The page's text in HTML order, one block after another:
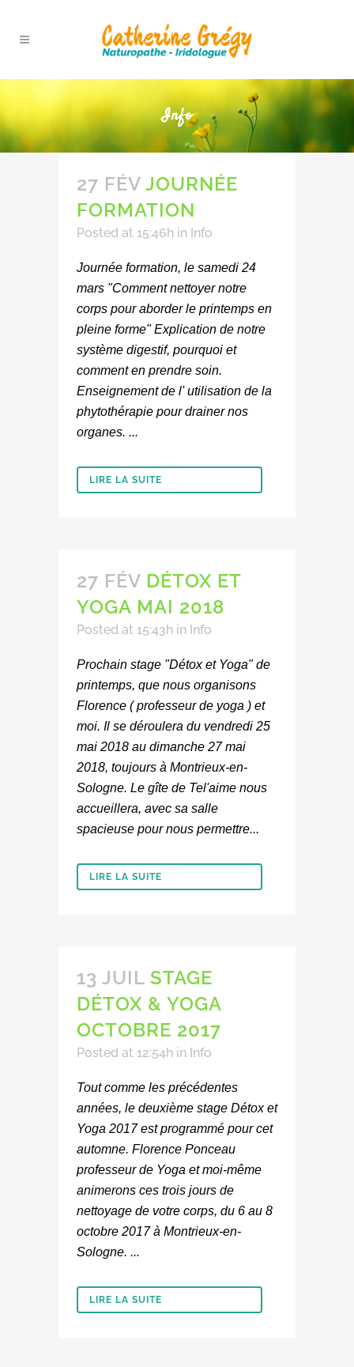
Info
27 FÉV JOURNÉE
FORMATION
Posted at 15:46h in Info
Journée​ formation, le samedi 24
mars "​Comment nettoyer notre
corps ​pour aborder le printemps en
pleine forme" Explication de notre
système digestif, pourquoi et
comment en prendre soin.
Enseignement de l' utilisation de la
phytothérapie pour drainer nos
organes. ...
LIRE LA SUITE
27 FÉV DÉTOX ET
YOGA MAI 2018
Posted at 15:43h in Info
Prochain stage "Détox et Yoga" de
printemps, que nous organisons
Florence ( professeur de yoga ) et
moi. Il se déroulera du vendredi 25
mai 2018 au dimanche 27 mai
2018, toujours à Montrieux-en-
Sologne. Le gîte de Tel'aime nous
accueillera, avec sa salle
spacieuse pour nous permettre...
LIRE LA SUITE
13 JUIL STAGE
DÉTOX & YOGA
OCTOBRE 2017
Posted at 12:54h in Info
Tout comme les précédentes
années, le deuxième stage Détox et
Yoga 2017 est programmé pour cet
automne. Florence Ponceau
professeur de Yoga et moi-même
animerons ces trois jours de
nettoyage de votre corps, du 6 au 8
octobre 2017 à Montrieux-en-
Sologne. ...
LIRE LA SUITE